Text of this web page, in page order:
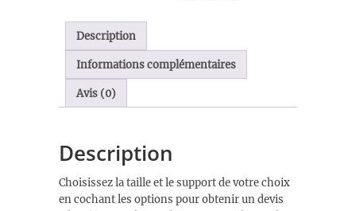
Description
Informations complémentaires
Avis (0)
Description
Choisissez la taille et le support de votre choix
en cochant les options pour obtenir un devis